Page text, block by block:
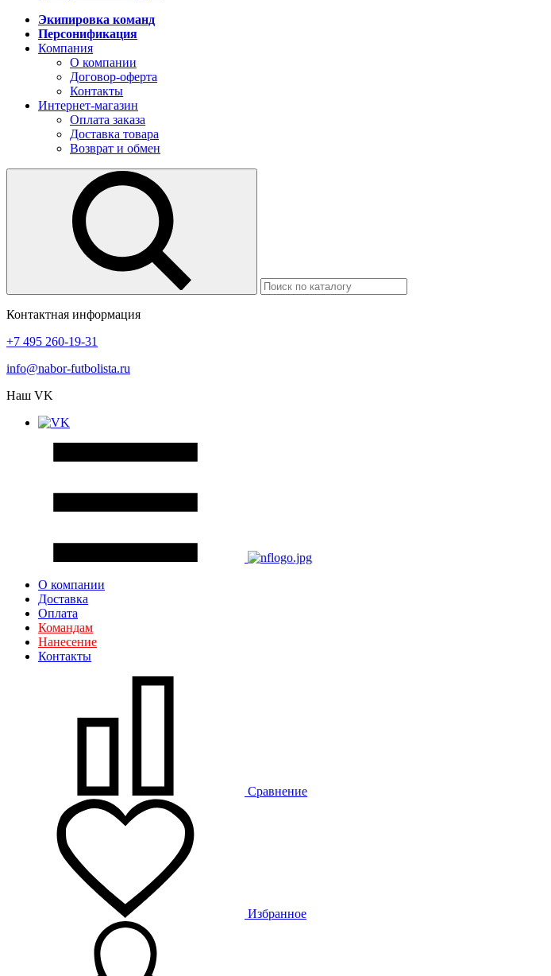
Экипировка команд
Персонификация
Компания
О компании
Договор-оферта
Контакты
Интернет-магазин
Оплата заказа
Доставка товара
Возврат и обмен
Контактная информация
+7 495 260-19-31
info@nabor-futbolista.ru
Наш VK
О компании
Доставка
Оплата
Командам
Нанесение
Контакты
Сравнение
Избранное